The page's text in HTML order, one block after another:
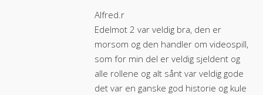
Alfred.r
Edelmot 2 var veldig bra, den er
morsom og den handler om videospill,
som for min del er veldig sjeldent og
alle rollene og alt sånt var veldig gode
det var en ganske god historie og kule